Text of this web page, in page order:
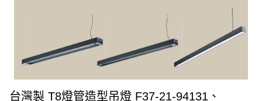
台灣製 T8燈管造型吊燈 F37-21-94131、